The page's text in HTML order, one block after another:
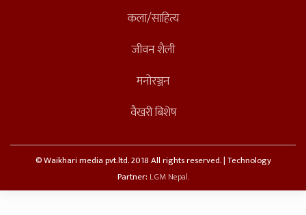
कला/साहित्य
जीवन शैली
मनोरञ्जन
वैखरी बिशेष
© Waikhari media pvt.ltd. 2018 All rights reserved. | Technology
Partner: LGM Nepal.